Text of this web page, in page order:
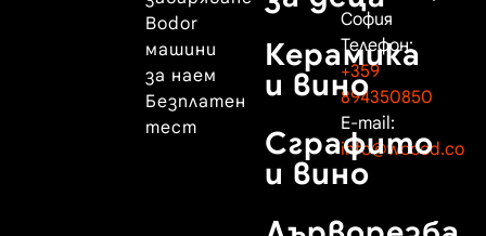
Bodor
машини
за наем
Безплатен
тест
Керамика
и вино
Сграфито
и вино
София
Телефон:
+359
894350850
E-mail:
info@woood.co